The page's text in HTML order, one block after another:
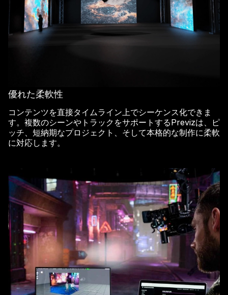
優れた柔軟性
コンテンツを直接タイムライン上でシーケンス化できま
す。複数のシーンやトラックをサポートするPrevizは、ピ
ッチ、短納期なプロジェクト、そして本格的な制作に柔軟
に対応します。